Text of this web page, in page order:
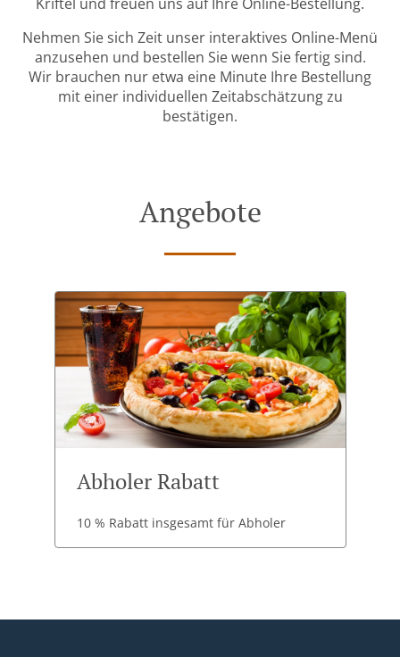
Nehmen Sie sich Zeit unser interaktives Online-Menü
anzusehen und bestellen Sie wenn Sie fertig sind.
Wir brauchen nur etwa eine Minute Ihre Bestellung
mit einer individuellen Zeitabschätzung zu
bestätigen.
Angebote
Abholer Rabatt
10 % Rabatt insgesamt für Abholer